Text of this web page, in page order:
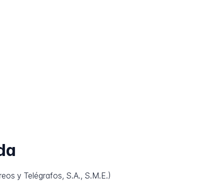
y Telégrafos, S.A., S.M.E.)